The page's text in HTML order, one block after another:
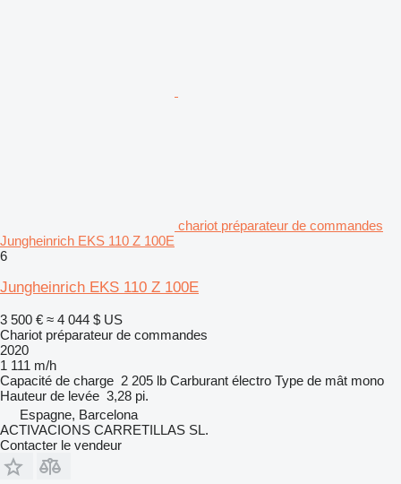
chariot préparateur de commandes
Jungheinrich EKS 110 Z 100E
6
Jungheinrich EKS 110 Z 100E
3 500 € ≈ 4 044 $ US
Chariot préparateur de commandes
2020
1 111 m/h
Capacité de charge 2 205 lb Carburant électro Type de mât mono
Hauteur de levée 3,28 pi.
Espagne, Barcelona
ACTIVACIONS CARRETILLAS SL.
Contacter le vendeur